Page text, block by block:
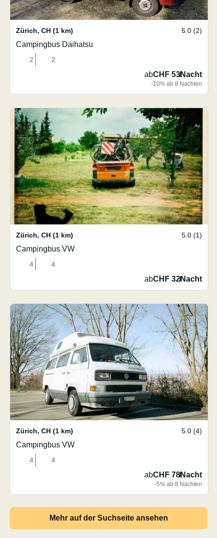
Zürich, CH (1 km) 5.0 (2)
Campingbus Daihatsu
2 2
abCHF 53/Nacht
-10% ab 8 Nächten
Zürich, CH (1 km) 5.0 (1)
Campingbus VW
4 4
abCHF 32/Nacht
Zürich, CH (1 km) 5.0 (4)
Campingbus VW
4 4
abCHF 78/Nacht
-5% ab 8 Nächten
Mehr auf der Suchseite ansehen